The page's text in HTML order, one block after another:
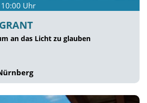
Uhr
an das Licht zu glauben